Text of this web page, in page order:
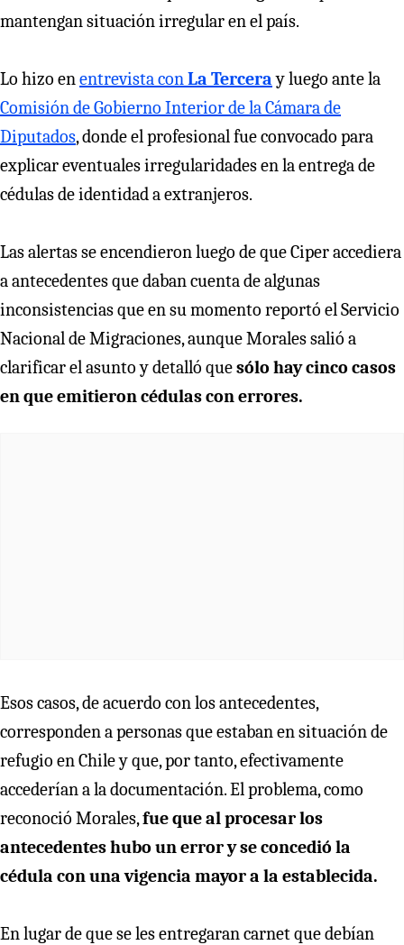
mantengan situación irregular en el país.
Lo hizo enentrevista conLa Terceray luego ante la
Comisión de Gobierno Interior de la Cámara de
Diputados, donde el profesional fue convocado para
explicar eventuales irregularidades en la entrega de
cédulas de identidad a extranjeros.
Las alertas se encendieron luego de que Ciper accediera
a antecedentes que daban cuenta de algunas
inconsistencias que en su momento reportó el Servicio
Nacional de Migraciones, aunque Morales salió a
clarificar el asunto y detalló quesólo hay cinco casos
en que emitieron cédulas con errores.
Esos casos, de acuerdo con los antecedentes,
corresponden a personas que estaban en situación de
refugio en Chile y que, por tanto, efectivamente
accederían a la documentación. El problema, como
reconoció Morales,fue que al procesar los
antecedentes hubo un error y se concedió la
cédula con una vigencia mayor a la establecida.
En lugar de que se les entregaran carnet que debían